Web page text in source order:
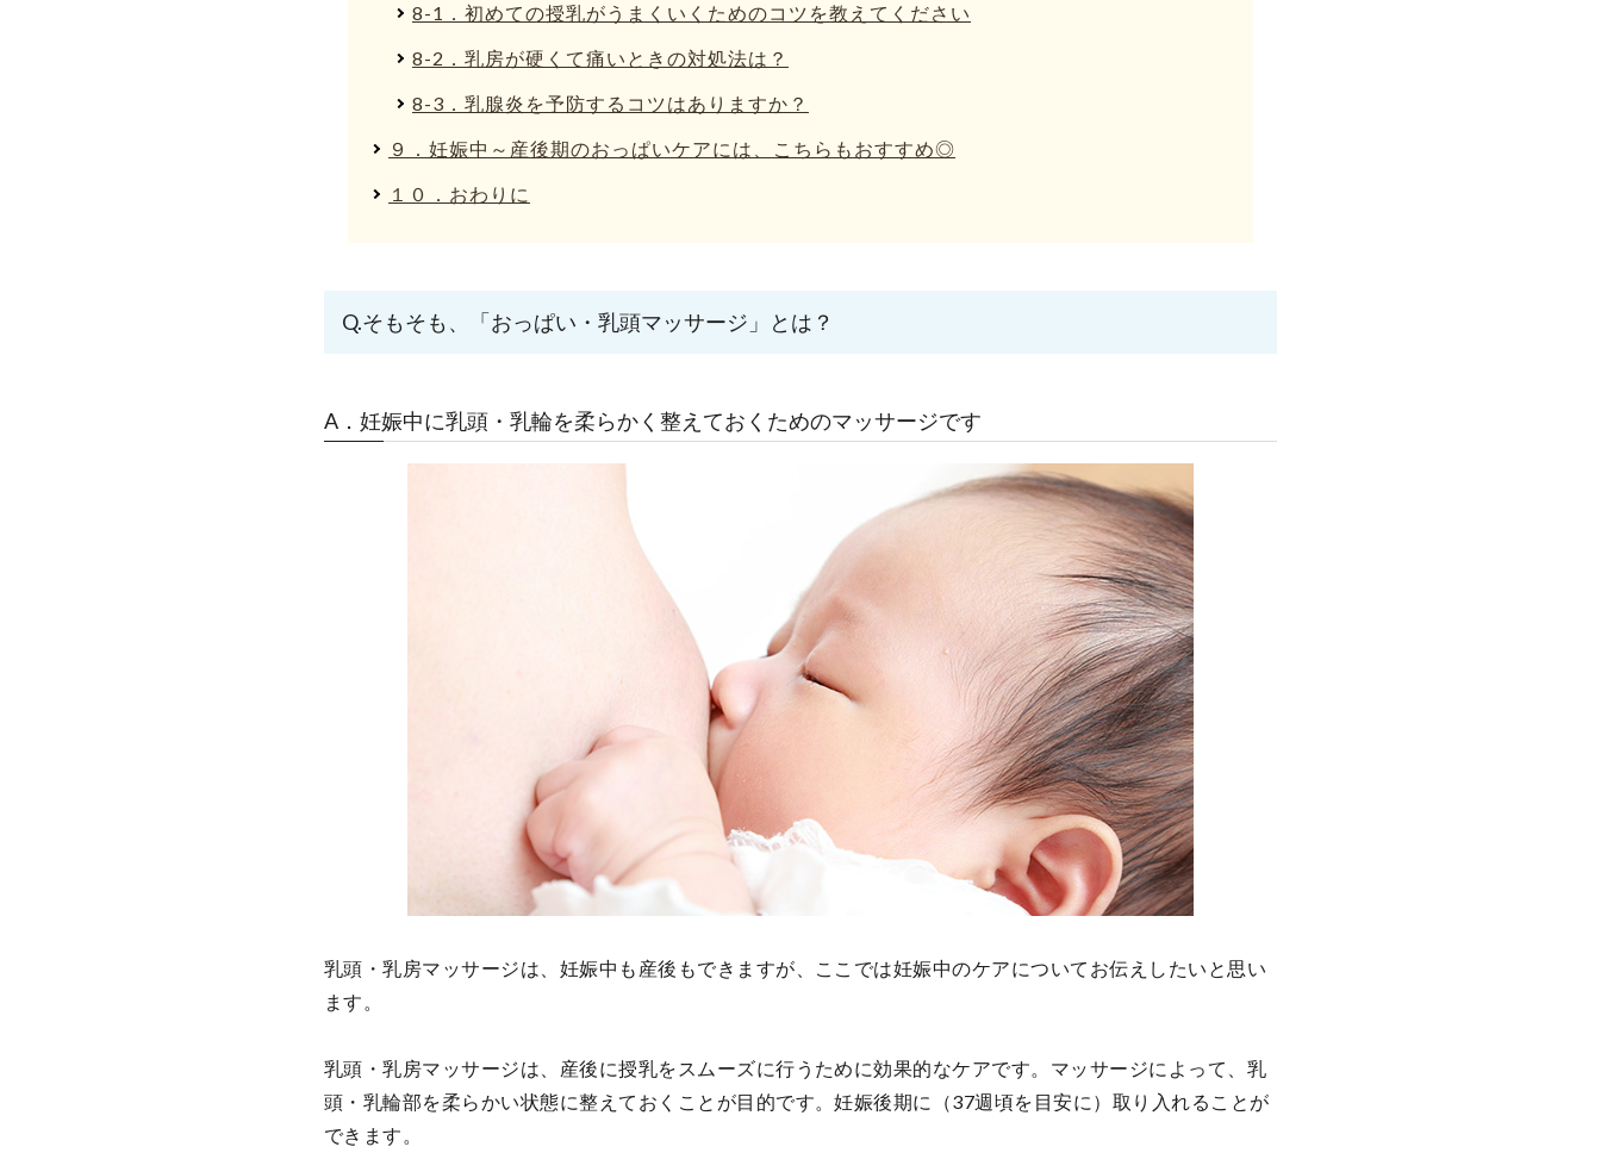
8-1．初めての授乳がうまくいくためのコツを教えてください
8-2．乳房が硬くて痛いときの対処法は？
8-3．乳腺炎を予防するコツはありますか？
９．妊娠中～産後期のおっぱいケアには、こちらもおすすめ◎
１０．おわりに
Q.そもそも、「おっぱい・乳頭マッサージ」とは？
A．妊娠中に乳頭・乳輪を柔らかく整えておくためのマッサージです
乳頭・乳房マッサージは、妊娠中も産後もできますが、ここでは妊娠中のケアについてお伝えしたいと思い
ます。
乳頭・乳房マッサージは、産後に授乳をスムーズに行うために効果的なケアです。マッサージによって、乳
頭・乳輪部を柔らかい状態に整えておくことが目的です。妊娠後期に（37週頃を目安に）取り入れることが
できます。